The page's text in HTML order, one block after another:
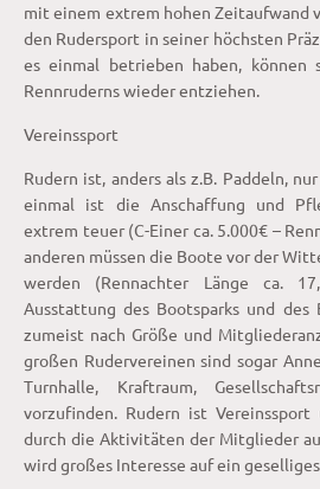
mit einem extrem hohen Zeitaufwand
den Rudersport in seiner höchsten
es einmal betrieben haben, können
Rennruderns wieder entziehen.
Vereinssport
Rudern ist, anders als z.B. Paddeln,
einmal ist die Anschaffung und
extrem teuer (C-Einer ca. 5.000€ –
anderen müssen die Boote vor der
werden (Rennachter Länge ca.
Ausstattung des Bootsparks und des
zumeist nach Größe und
großen Rudervereinen sind sogar
Turnhalle, Kraftraum,
vorzufinden. Rudern ist
durch die Aktivitäten der Mitglieder
wird großes Interesse auf ein